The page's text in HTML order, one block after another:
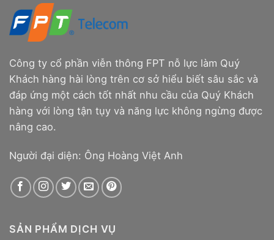
Công ty cổ phần viễn thông FPT nỗ lực làm Quý
Khách hàng hài lòng trên cơ sở hiểu biết sâu sắc và
đáp ứng một cách tốt nhất nhu cầu của Quý Khách
hàng với lòng tận tụy và năng lực không ngừng được
nâng cao.
Người đại diện: Ông Hoàng Việt Anh
SẢN PHẨM DỊCH VỤ